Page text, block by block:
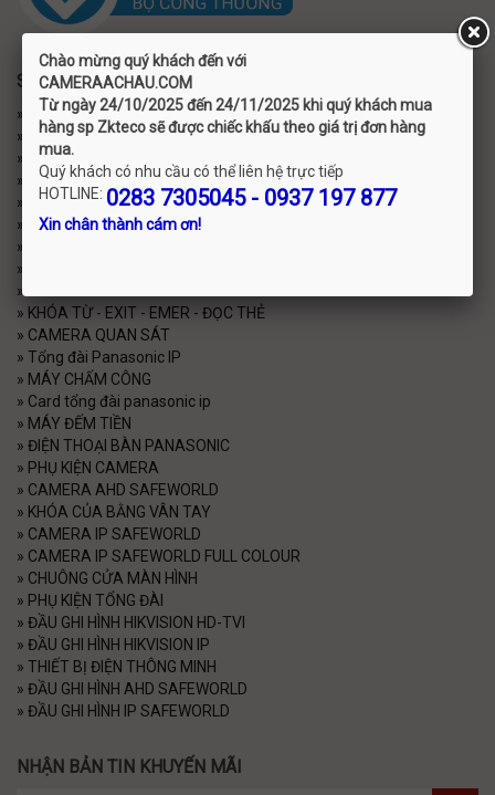
SẢN PHẨM
»
TRANG CHỦ
»
CHUÔNG CỬA PANASONIC
»
PANASONIC
»
TỔNG ĐÀI PANASONIC
»
CAMERA HIKVISION HD-TVI
»
THIẾT BỊ MẠNG
»
»
»
» KHÓA TỪ - EXIT - EMER - ĐỌC THẺ
» CAMERA QUAN SÁT
» Tổng đài Panasonic IP
» MÁY CHẤM CÔNG
» Card tổng đài panasonic ip
» MÁY ĐẾM TIỀN
» ĐIỆN THOẠI BÀN PANASONIC
» PHỤ KIỆN CAMERA
» CAMERA AHD SAFEWORLD
» KHÓA CỦA BẰNG VÂN TAY
» CAMERA IP SAFEWORLD
» CAMERA IP SAFEWORLD FULL COLOUR
» CHUÔNG CỬA MÀN HÌNH
» PHỤ KIỆN TỔNG ĐÀI
» ĐẦU GHI HÌNH HIKVISION HD-TVI
» ĐẦU GHI HÌNH HIKVISION IP
» THIẾT BỊ ĐIỆN THÔNG MINH
» ĐẦU GHI HÌNH AHD SAFEWORLD
» ĐẦU GHI HÌNH IP SAFEWORLD
NHẬN BẢN TIN KHUYẾN MÃI
Chào mừng quý khách đến với
CAMERAACHAU.COM
Từ ngày 24/10/2025 đến 24/11/2025 khi quý khách mua
hàng sp Zkteco sẽ được chiếc khấu theo giá trị đơn hàng
mua.
Quý khách có nhu cầu có thể liên hệ trực tiếp
HOTLINE: 0283 7305045 - 0937 197 877
Xin chân thành cám ơn!